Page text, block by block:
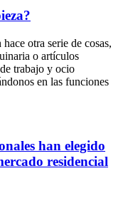
otra serie de cosas,
o artículos
trabajo y ocio
en las funciones
han elegido
residencial